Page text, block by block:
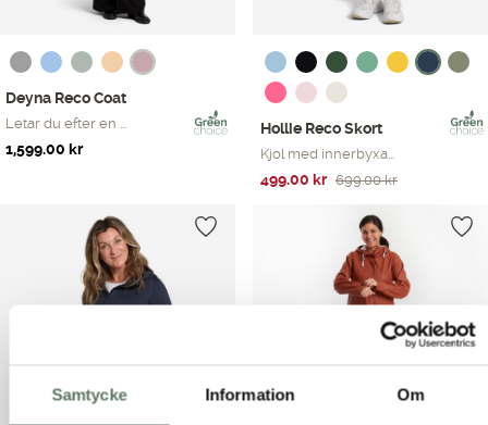
Samtycke Information Om
Deyna Reco Coat
Letar du efter en ...
1,599.00 kr
Hollie Reco Skort
Kjol med innerbyxa...
699.00kr
Det
499.00 kr
Det